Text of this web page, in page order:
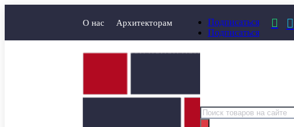
О нас Архитекторам
Подписаться
Подписаться
 
Поиск
товаров